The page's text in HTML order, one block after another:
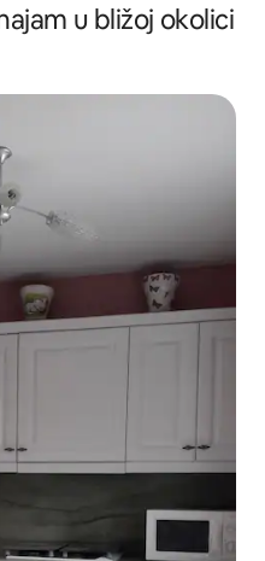
u bližoj okolici
„Odabrali gosti”